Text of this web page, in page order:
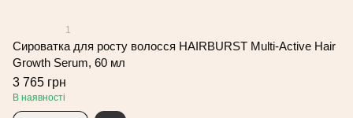
1
Сироватка для росту волосся HAIRBURST Multi-Active Hair
Growth Serum, 60 мл
3 765 грн
В наявності